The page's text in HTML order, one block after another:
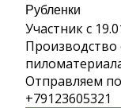
Рубленки
Участник с
Производство
Отправляем
+79123605321